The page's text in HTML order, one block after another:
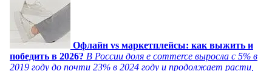
Офлайн vs маркетплейсы: как выжить и
победить в 2026? В России доля e commerce выросла с 5% в
2019 году до почти 23% в 2024 году и продолжает расти,